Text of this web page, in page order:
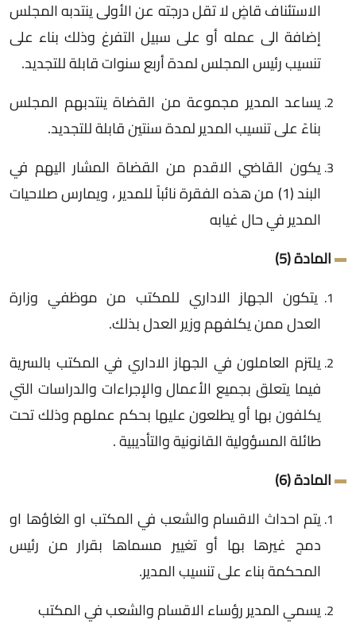
الاستئناف قاضٍ لا تقل درجته عن الأولى ينتدبه المجلس
إضافة الى عمله أو على سبيل التفرغ وذلك بناء على
تنسيب رئيس المجلس لمدة أربع سنوات قابلة للتجديد.
يساعد المدير مجموعة من القضاة ينتدبهم المجلس
بناءً على تنسيب المدير لمدة سنتين قابلة للتجديد.
يكون القاضي الاقدم من القضاة المشار اليهم في
البند (1) من هذه الفقرة نائباً للمدير ، ويمارس صلاحيات
المدير في حال غيابه
المادة (5)
يتكون الجهاز الاداري للمكتب من موظفي وزارة
العدل ممن يكلفهم وزير العدل بذلك.
يلتزم العاملون في الجهاز الاداري في المكتب بالسرية
فيما يتعلق بجميع الأعمال والإجراءات والدراسات التي
يكلفون بها أو يطلعون عليها بحكم عملهم وذلك تحت
طائلة المسؤولية القانونية والتأديبية .
المادة (6)
يتم احداث الاقسام والشعب في المكتب او الغاؤها او
دمج غيرها بها أو تغيير مسماها بقرار من رئيس
المحكمة بناء على تنسيب المدير.
يسمي المدير رؤساء الاقسام والشعب في المكتب